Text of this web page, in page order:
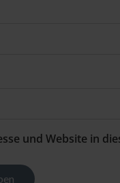
und Website in